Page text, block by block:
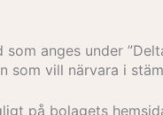
anges under
som vill närvara i
på bolagets